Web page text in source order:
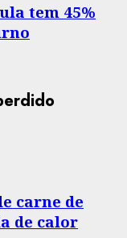
tem 45%
carne de
de calor